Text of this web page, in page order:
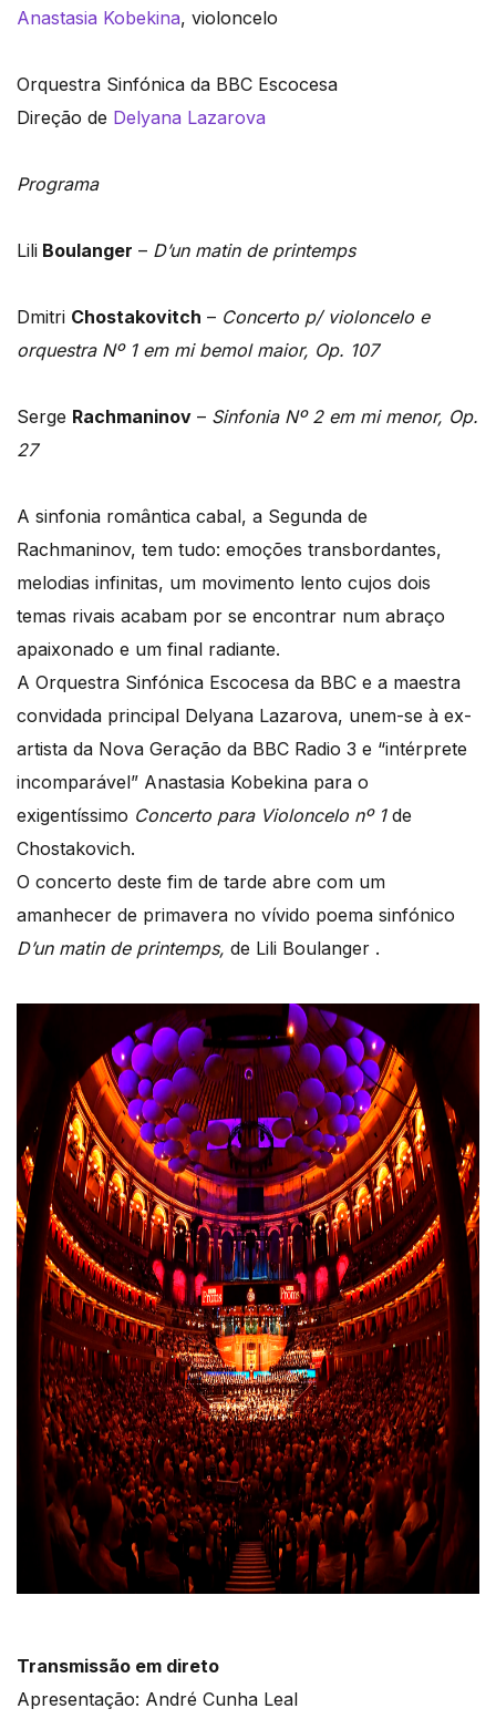
Anastasia Kobekina, violoncelo
Orquestra Sinfónica da BBC Escocesa
Direção de Delyana Lazarova
Programa
Lili Boulanger – D’un matin de printemps
Dmitri Chostakovitch – Concerto p/ violoncelo e
orquestra Nº 1 em mi bemol maior, Op. 107
Serge Rachmaninov – Sinfonia Nº 2 em mi menor, Op.
27
A sinfonia romântica cabal, a Segunda de
Rachmaninov, tem tudo: emoções transbordantes,
melodias infinitas, um movimento lento cujos dois
temas rivais acabam por se encontrar num abraço
apaixonado e um final radiante.
A Orquestra Sinfónica Escocesa da BBC e a maestra
convidada principal Delyana Lazarova, unem-se à ex-
artista da Nova Geração da BBC Radio 3 e “intérprete
incomparável” Anastasia Kobekina para o
exigentíssimo Concerto para Violoncelo nº 1de
Chostakovich.
O concerto deste fim de tarde abre com um
amanhecer de primavera no vívido poema sinfónico
D’un matin de printemps, de Lili Boulanger .
Transmissão em direto
Apresentação: André Cunha Leal